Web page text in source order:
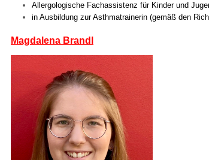
Allergologische Fachassistenz für Kinder und
in Ausbildung zur Asthmatrainerin (gemäß den
Magdalena Brandl